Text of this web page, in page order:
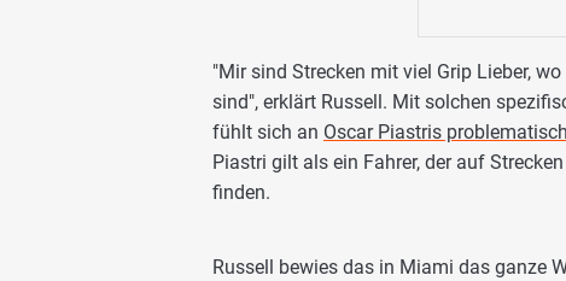
"Mir sind Strecken mit viel Grip Lieber,
sind", erklärt Russell. Mit solchen
fühlt sich an Oscar Piastris
Piastri gilt als ein Fahrer, der auf
finden.
Russell bewies das in Miami das ganze